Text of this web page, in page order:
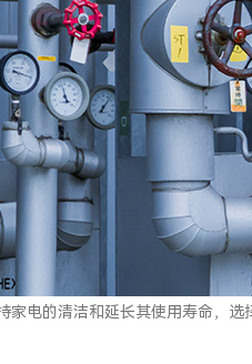
电的清洁和延长其使用寿命，